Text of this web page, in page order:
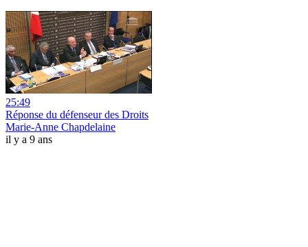
25:49
Réponse du défenseur des Droits
Marie-Anne Chapdelaine
il y a 9 ans